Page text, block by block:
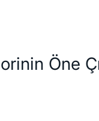
Öne